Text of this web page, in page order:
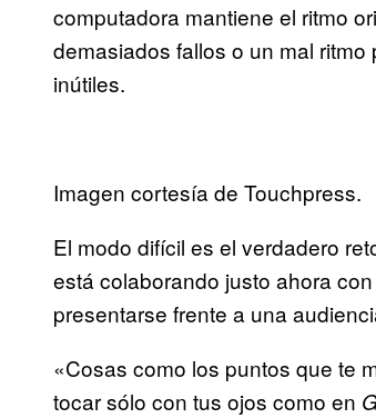
computadora mantiene el ritmo
demasiados fallos o un mal
inútiles.
Imagen cortesía de Touchpress.
El modo difícil es el verdadero
está colaborando justo ahora
presentarse frente a una
«Cosas como los puntos que te
tocar sólo con tus ojos como en